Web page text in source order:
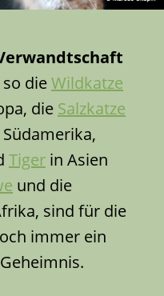
dieWildkatze
die Salzkatze
Tiger in Asien
und die
sind für die
immer ein